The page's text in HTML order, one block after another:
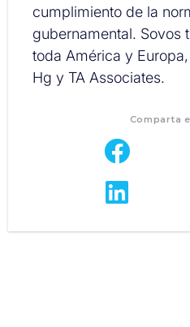
cumplimiento de la
gubernamental. Sovos
toda América y
Hg y TA Associates.
Comparta